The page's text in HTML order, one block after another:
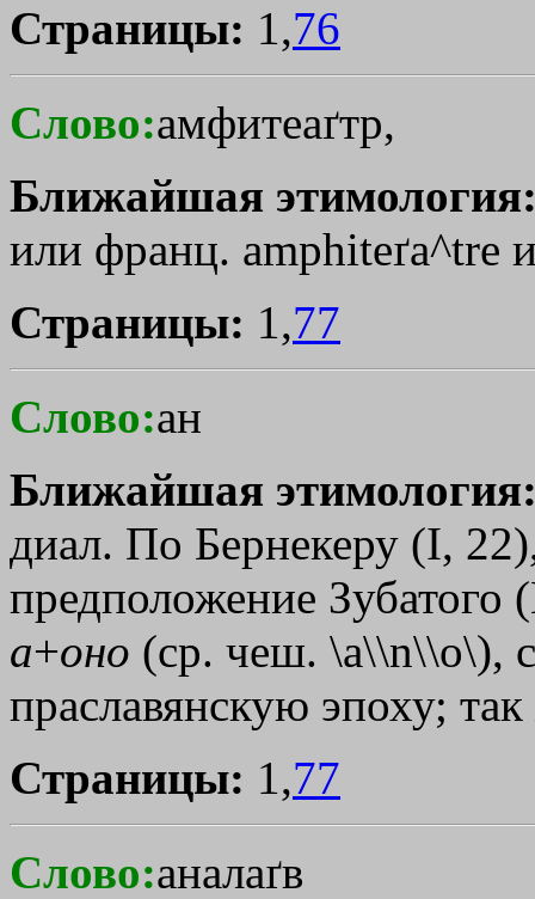
Страницы: 1,76
Слово:амфитеаґтр,
Ближайшая
или франц. amphiteґa^tre
Страницы: 1,77
Слово:ан
Ближайшая
диал. По Бернекеру (I,
предположение Зубатого
а+оно (ср. чеш. \a\\n\\o\),
праславянскую эпоху;
Страницы: 1,77
Слово:аналаґв